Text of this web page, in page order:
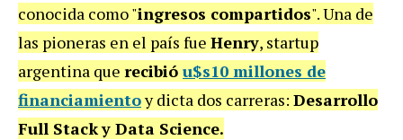
conocida como "ingresos compartidos". Una de
las pioneras en el país fue Henry, startup
argentina que recibió u$s10 millones de
financiamientoy dicta dos carreras: Desarrollo
Full Stacky Data Science.